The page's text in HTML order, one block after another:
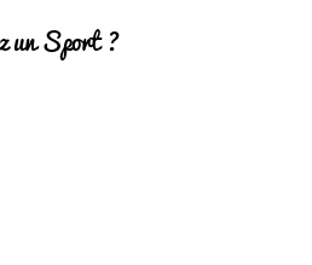
un Sport ?